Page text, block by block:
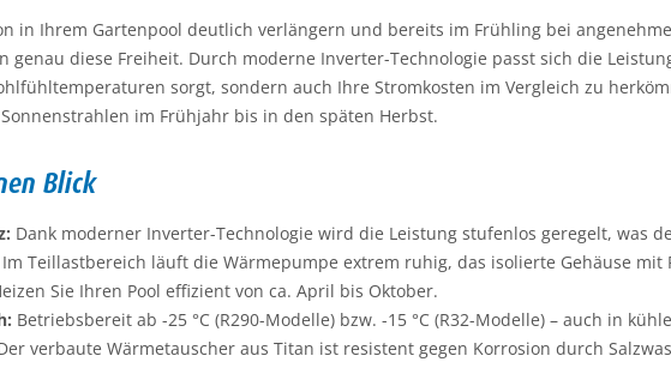
in Ihrem Gartenpool deutlich verlängern und bereits im Frühling bei
genau diese Freiheit. Durch moderne Inverter-Technologie passt sich die
sorgt, sondern auch Ihre Stromkosten im Vergleich zu
im Frühjahr bis in den späten Herbst.
Blick
Dank moderner Inverter-Technologie wird die Leistung stufenlos geregelt, was
Im Teillastbereich läuft die Wärmepumpe extrem ruhig, das isolierte Gehäuse
Sie Ihren Pool effizient von ca. April bis Oktober.
Betriebsbereit ab -25 °C (R290-Modelle) bzw. -15 °C (R32-Modelle) – auch in
verbaute Wärmetauscher aus Titan ist resistent gegen Korrosion durch